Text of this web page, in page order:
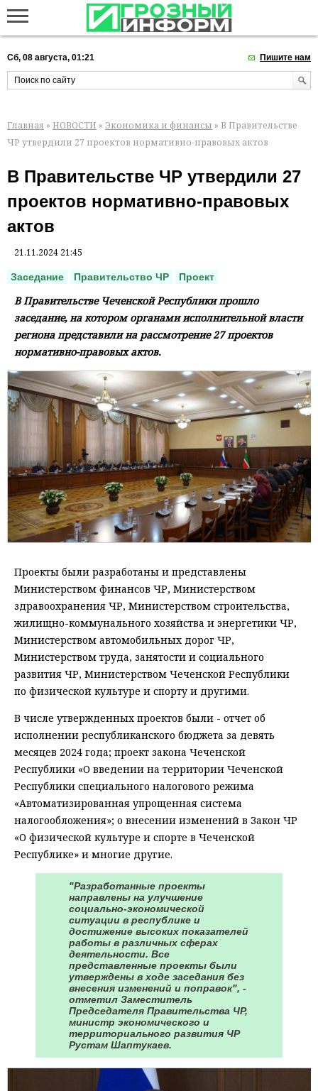
Сб, 08 августа, 01:21 Пишите нам
Главная » НОВОСТИ » Экономика и финансы » В Правительстве
ЧР утвердили 27 проектов нормативно-правовых актов
В Правительстве ЧР утвердили 27
проектов нормативно-правовых
актов
21.11.2024 21:45
Заседание Правительство ЧР Проект
В Правительстве Чеченской Республики прошло
заседание, на котором органами исполнительной власти
региона представили на рассмотрение 27 проектов
нормативно-правовых актов.
Проекты были разработаны и представлены
Министерством финансов ЧР, Министерством
здравоохранения ЧР, Министерством строительства,
жилищно-коммунального хозяйства и энергетики ЧР,
Министерством автомобильных дорог ЧР,
Министерством труда, занятости и социального
развития ЧР, Министерством Чеченской Республики
по физической культуре и спорту и другими.
В числе утвержденных проектов были - отчет об
исполнении республиканского бюджета за девять
месяцев 2024 года; проект закона Чеченской
Республики «О введении на территории Чеченской
Республики специального налогового режима
«Автоматизированная упрощенная система
налогообложения»; о внесении изменений в Закон ЧР
«О физической культуре и спорте в Чеченской
Республике» и многие другие.
"Разработанные проекты
направлены на улучшение
социально-экономической
ситуации в республике и
достижение высоких показателей
работы в различных сферах
деятельности. Все
представленные проекты были
утверждены в ходе заседания без
внесения изменений и поправок", -
отметил Заместитель
Председателя Правительства ЧР,
министр экономического и
территориального развития ЧР
Рустам Шаптукаев.